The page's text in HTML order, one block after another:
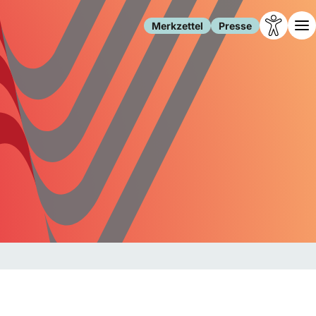
Merkzettel Presse
Leben
Familie
Freizeit
Gesundheit
Internet
Gesellschaft
Forschung
Migration
Polizei